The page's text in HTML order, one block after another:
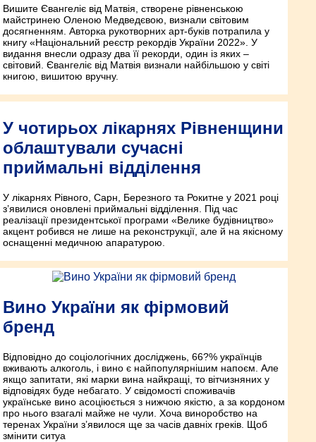
Вишите Євангеліє від Матвія, створене рівненською
майстринею Оленою Медведєвою, визнали світовим
досягненням. Авторка рукотворних арт-буків потрапила у
книгу «Національний реєстр рекордів України 2022». У
видання внесли одразу два її рекорди, один із яких –
світовий. Євангеліє від Матвія визнали найбільшою у світі
книгою, вишитою вручну.
У чотирьох лікарнях Рівненщини
облаштували сучасні
приймальні відділення
У лікарнях Рівного, Сарн, Березного та Рокитне у 2021 році
з’явилися оновлені приймальні відділення. Під час
реалізації президентської програми «Велике будівництво»
акцент робився не лише на реконструкції, але й на якісному
оснащенні медичною апаратурою.
Вино України як фірмовий
бренд
Відповідно до соціологічних досліджень, 66?% українців
вживають алкоголь, і вино є найпопулярнішим напоєм. Але
якщо запитати, які марки вина найкращі, то вітчизняних у
відповідях буде небагато. У свідомості споживачів
українське вино асоціюється з нижчою якістю, а за кордоном
про нього взагалі майже не чули. Хоча виноробство на
теренах України з’явилося ще за часів давніх греків. Щоб
змінити ситуа